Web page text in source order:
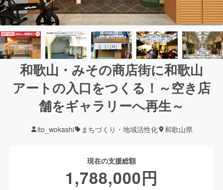
和歌山・みその商店街に和歌山
アートの入口をつくる！～空き店
舗をギャラリーへ再生～
ito_wokashi まちづくり・地域活性化 和歌山県
現在の支援総額
1,788,000円